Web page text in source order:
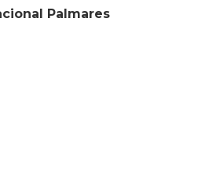
Palmares